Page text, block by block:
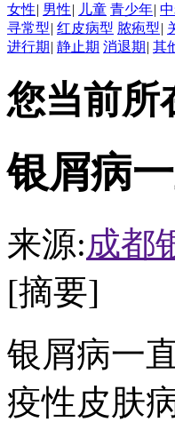
女性| 男性| 儿童 青少年|
寻常型| 红皮病型 脓疱型|
进行期 | 静止期 消退期 | 其
您当前所
银屑病
来源:成都
[摘要]
银屑病一
疫性皮肤